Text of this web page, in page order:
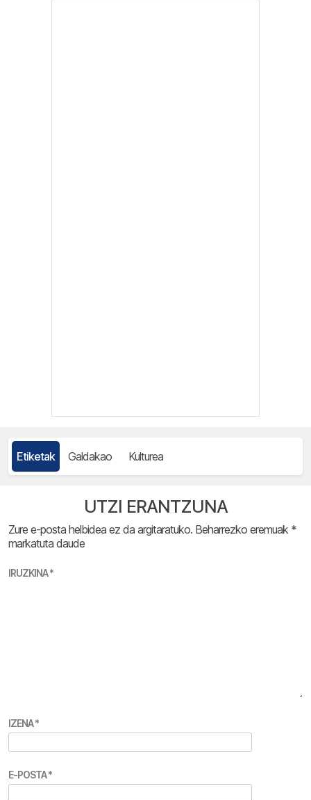
Etiketak Galdakao Kulturea
UTZI ERANTZUNA
Zure e-posta helbidea ez da argitaratuko. Beharrezko eremuak *
markatuta daude
IRUZKINA*
IZENA*
E-POSTA*